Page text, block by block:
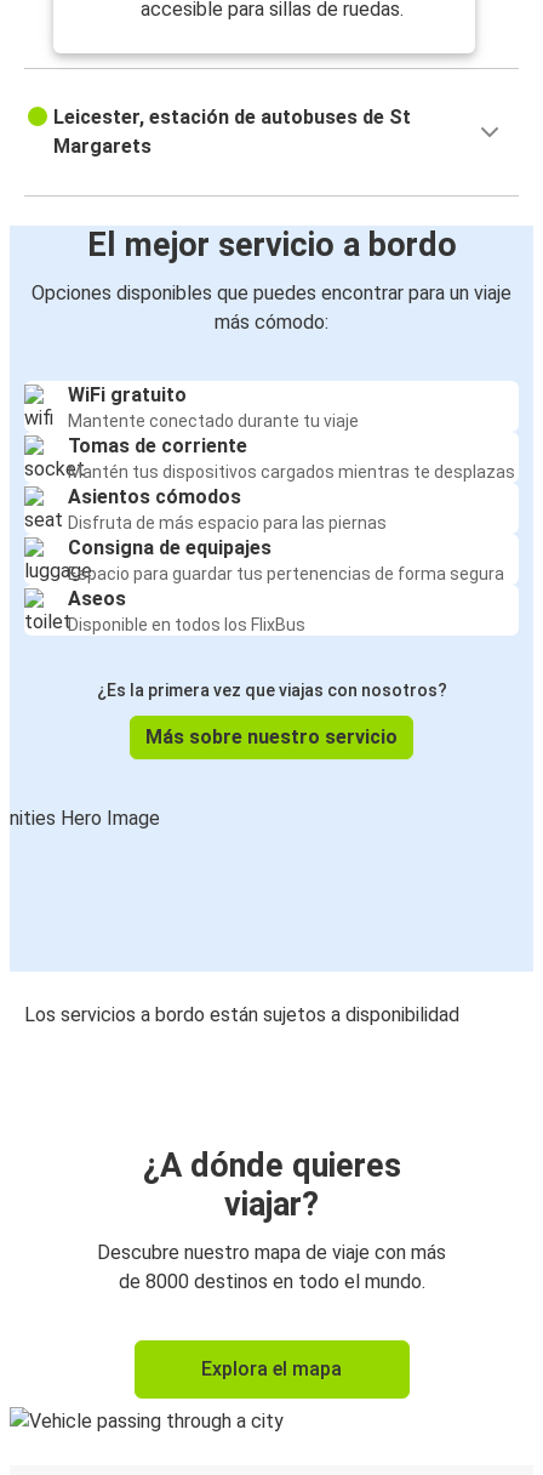
accesible para sillas de ruedas.
Leicester, estación de autobuses de St
Margarets
El mejor servicio a bordo
Opciones disponibles que puedes encontrar para un viaje
más cómodo:
WiFi gratuito
Mantente conectado durante tu viaje
Tomas de corriente
Mantén tus dispositivos cargados mientras te desplazas
Asientos cómodos
Disfruta de más espacio para las piernas
Consigna de equipajes
Espacio para guardar tus pertenencias de forma segura
Aseos
Disponible en todos los FlixBus
¿Es la primera vez que viajas con nosotros?
Más sobre nuestro servicio
Los servicios a bordo están sujetos a disponibilidad
¿A dónde quieres
viajar?
Descubre nuestro mapa de viaje con más
de 8000 destinos en todo el mundo.
Explora el mapa